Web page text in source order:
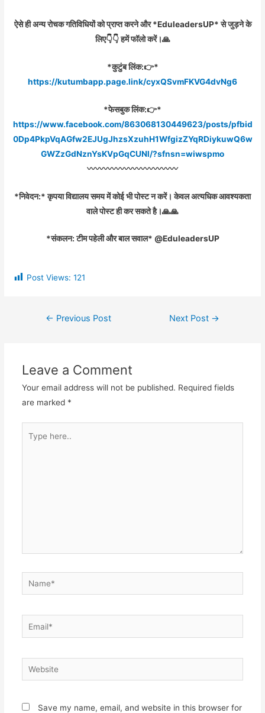
ऐसे ही अन्य रोचक गतिविधियों को प्राप्त करने और *EduleadersUP* से जुड़ने के
लिए👇👇 हमें फॉलो करें।🙏
*कुटुंब लिंक:👉*
https://kutumbapp.page.link/cyxQSvmFKVG4dvNg6
*फेसबुक लिंक:👉*
https://www.facebook.com/863068130449623/posts/pfbid
0Dp4PkpVqAGfw2EJUgJhzsXzuhH1WfgizZYqRDiykuwQ6w
GWZzGdNznYsKVpGqCUNl/?sfnsn=wiwspmo
〰️〰️〰️〰️〰️〰️〰️〰️〰️〰️〰️
*निवेदन:* कृपया विद्यालय समय में कोई भी पोस्ट न करें। केवल अत्यधिक आवश्यकता
वाले पोस्ट ही कर सकते है।🙏🙏
*संकलन: टीम पहेली और बाल सवाल* @EduleadersUP
Post Views: 121
← Previous Post Next Post →
Leave a Comment
Your email address will not be published. Required fields
are marked *
Save my name, email, and website in this browser for